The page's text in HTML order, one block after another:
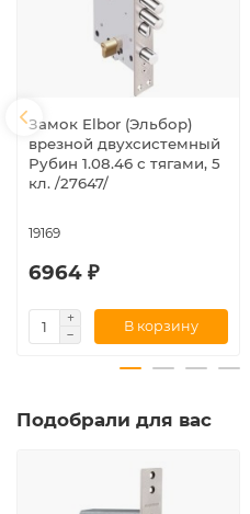
Замок Elbor (Эльбор)
врезной двухсистемный
Рубин 1.08.46 с тягами, 5
кл. /27647/
19169
6964 ₽
В корзину
Подобрали для вас